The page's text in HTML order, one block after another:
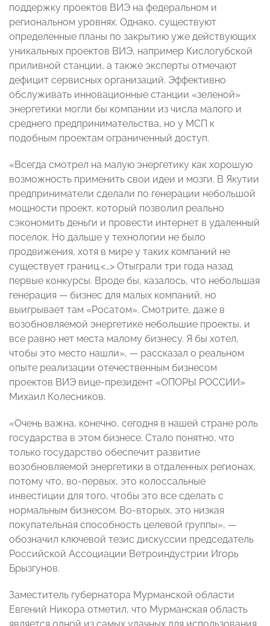
поддержку проектов ВИЭ на федеральном и
региональном уровнях. Однако, существуют
определенные планы по закрытию уже действующих
уникальных проектов ВИЭ, например Кислогубской
приливной станции, а также эксперты отмечают
дефицит сервисных организаций. Эффективно
обслуживать инновационные станции «зеленой»
энергетики могли бы компании из числа малого и
среднего предпринимательства, но у МСП к
подобным проектам ограниченный доступ.
«Всегда смотрел на малую энергетику как хорошую
возможность применить свои идеи и мозги. В Якутии
предприниматели сделали по генерации небольшой
мощности проект, который позволил реально
сэкономить деньги и провести интернет в удаленный
поселок. Но дальше у технологии не было
продвижения, хотя в мире у таких компаний не
существует границ.<…> Отыграли три года назад
первые конкурсы. Вроде бы, казалось, что небольшая
генерация — бизнес для малых компаний, но
выигрывает там «Росатом». Смотрите, даже в
возобновляемой энергетике небольшие проекты, и
все равно нет места малому бизнесу. Я бы хотел,
чтобы это место нашли», — рассказал о реальном
опыте реализации отечественным бизнесом
проектов ВИЭ вице-президент «ОПОРЫ РОССИИ»
Михаил Колесников.
«Очень важна, конечно, сегодня в нашей стране роль
государства в этом бизнесе. Стало понятно, что
только государство обеспечит развитие
возобновляемой энергетики в отдаленных регионах,
потому что, во-первых, это колоссальные
инвестиции для того, чтобы это все сделать с
нормальным бизнесом. Во-вторых, это низкая
покупательная способность целевой группы», —
обозначил ключевой тезис дискуссии председатель
Российской Ассоциации Ветроиндустрии Игорь
Брызгунов.
Заместитель губернатора Мурманской области
Евгений Никора отметил, что Мурманская область